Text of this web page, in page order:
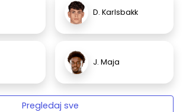
D. Karlsbakk
J. Maja
Pregledaj sve